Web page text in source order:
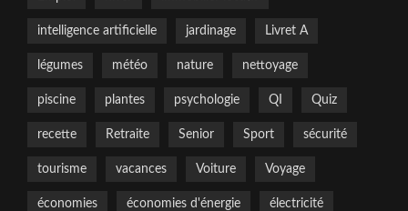
intelligence artificielle jardinage Livret A
légumes météo nature nettoyage
piscine plantes psychologie QI Quiz
recette Retraite Senior Sport sécurité
tourisme vacances Voiture Voyage
économies économies d'énergie électricité